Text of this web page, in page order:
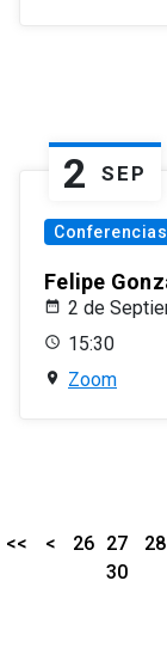
2 SEP
Conferencias
Felipe
2 de
15:30
Zoom
<< < 26 27 28
30